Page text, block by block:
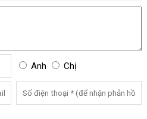
Anh Chị